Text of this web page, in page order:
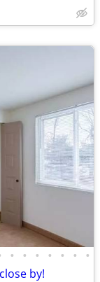
• • • • • • •
by!